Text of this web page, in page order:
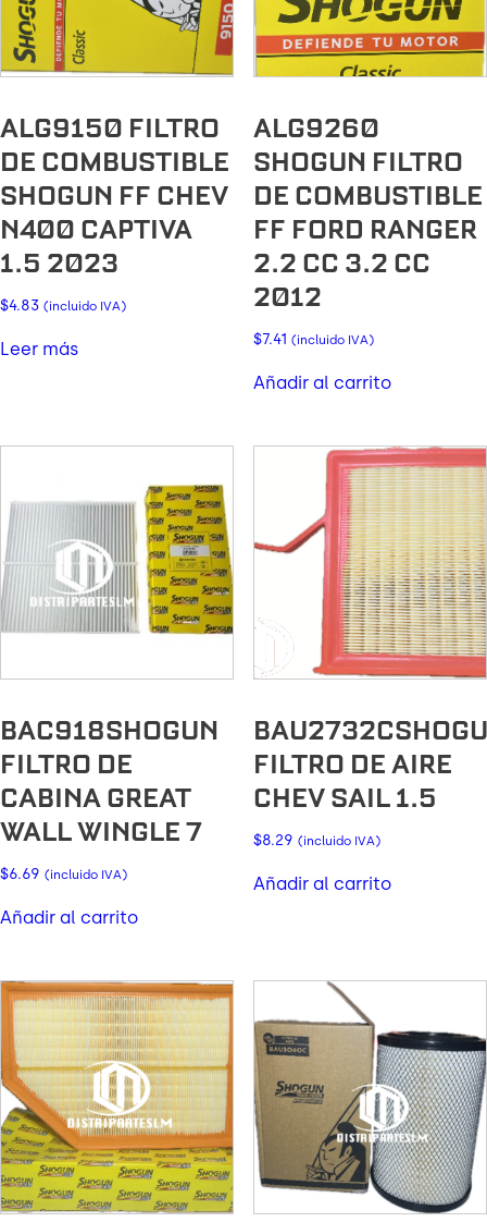
ALG9150 FILTRO
DE COMBUSTIBLE
SHOGUN FF CHEV
N400 CAPTIVA
1.5 2023
$4.83 (incluido IVA)
Leer más
ALG9260
SHOGUN FILTRO
DE COMBUSTIBLE
FF FORD RANGER
2.2 CC 3.2 CC
2012
$7.41 (incluido IVA)
Añadir al carrito
BAC918SHOGUN
FILTRO DE
CABINA GREAT
WALL WINGLE 7
$6.69 (incluido IVA)
Añadir al carrito
FILTRO DE AIRE
CHEV SAIL 1.5
$8.29 (incluido IVA)
Añadir al carrito